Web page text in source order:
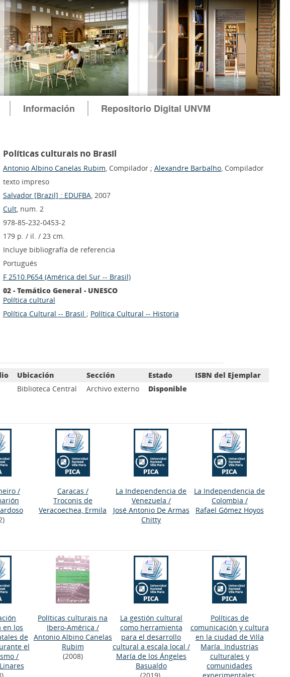
Información Repositorio Digital UNVM
Políticas culturais no Brasil
Antonio Albino Canelas Rubim, Compilador ; Alexandre Barbalho, Compilador
texto impreso
Salvador [Brazil] : EDUFBA, 2007
Cult, num. 2
978-85-232-0453-2
179 p. / il. / 23 cm.
Incluye bibliografía de referencia
Portugués
F 2510.P654 (América del Sur -- Brasil)
02 - Temático General - UNESCO
Política cultural
Política Cultural -- Brasil ; Política Cultural -- Historia
Ubicación Sección Estado
ISBN del Ejemplar
Biblioteca Central Archivo externo Disponible
/
Caracas /
Troconis de
Veracoechea, Ermila
La Independencia de
Venezuela /
José Antonio De Armas
Chitty
La Independencia de
Colombia /
Rafael Gómez Hoyos
en los
de
el
/
Políticas culturais na
Ibero-América /
Antonio Albino Canelas
Rubim
(2008)
La gestión cultural
como herramienta
para el desarrollo
cultural a escala local /
María de los Ángeles
Basualdo
Políticas de
comunicación y cultura
en la ciudad de Villa
María. Industrias
culturales y
comunidades